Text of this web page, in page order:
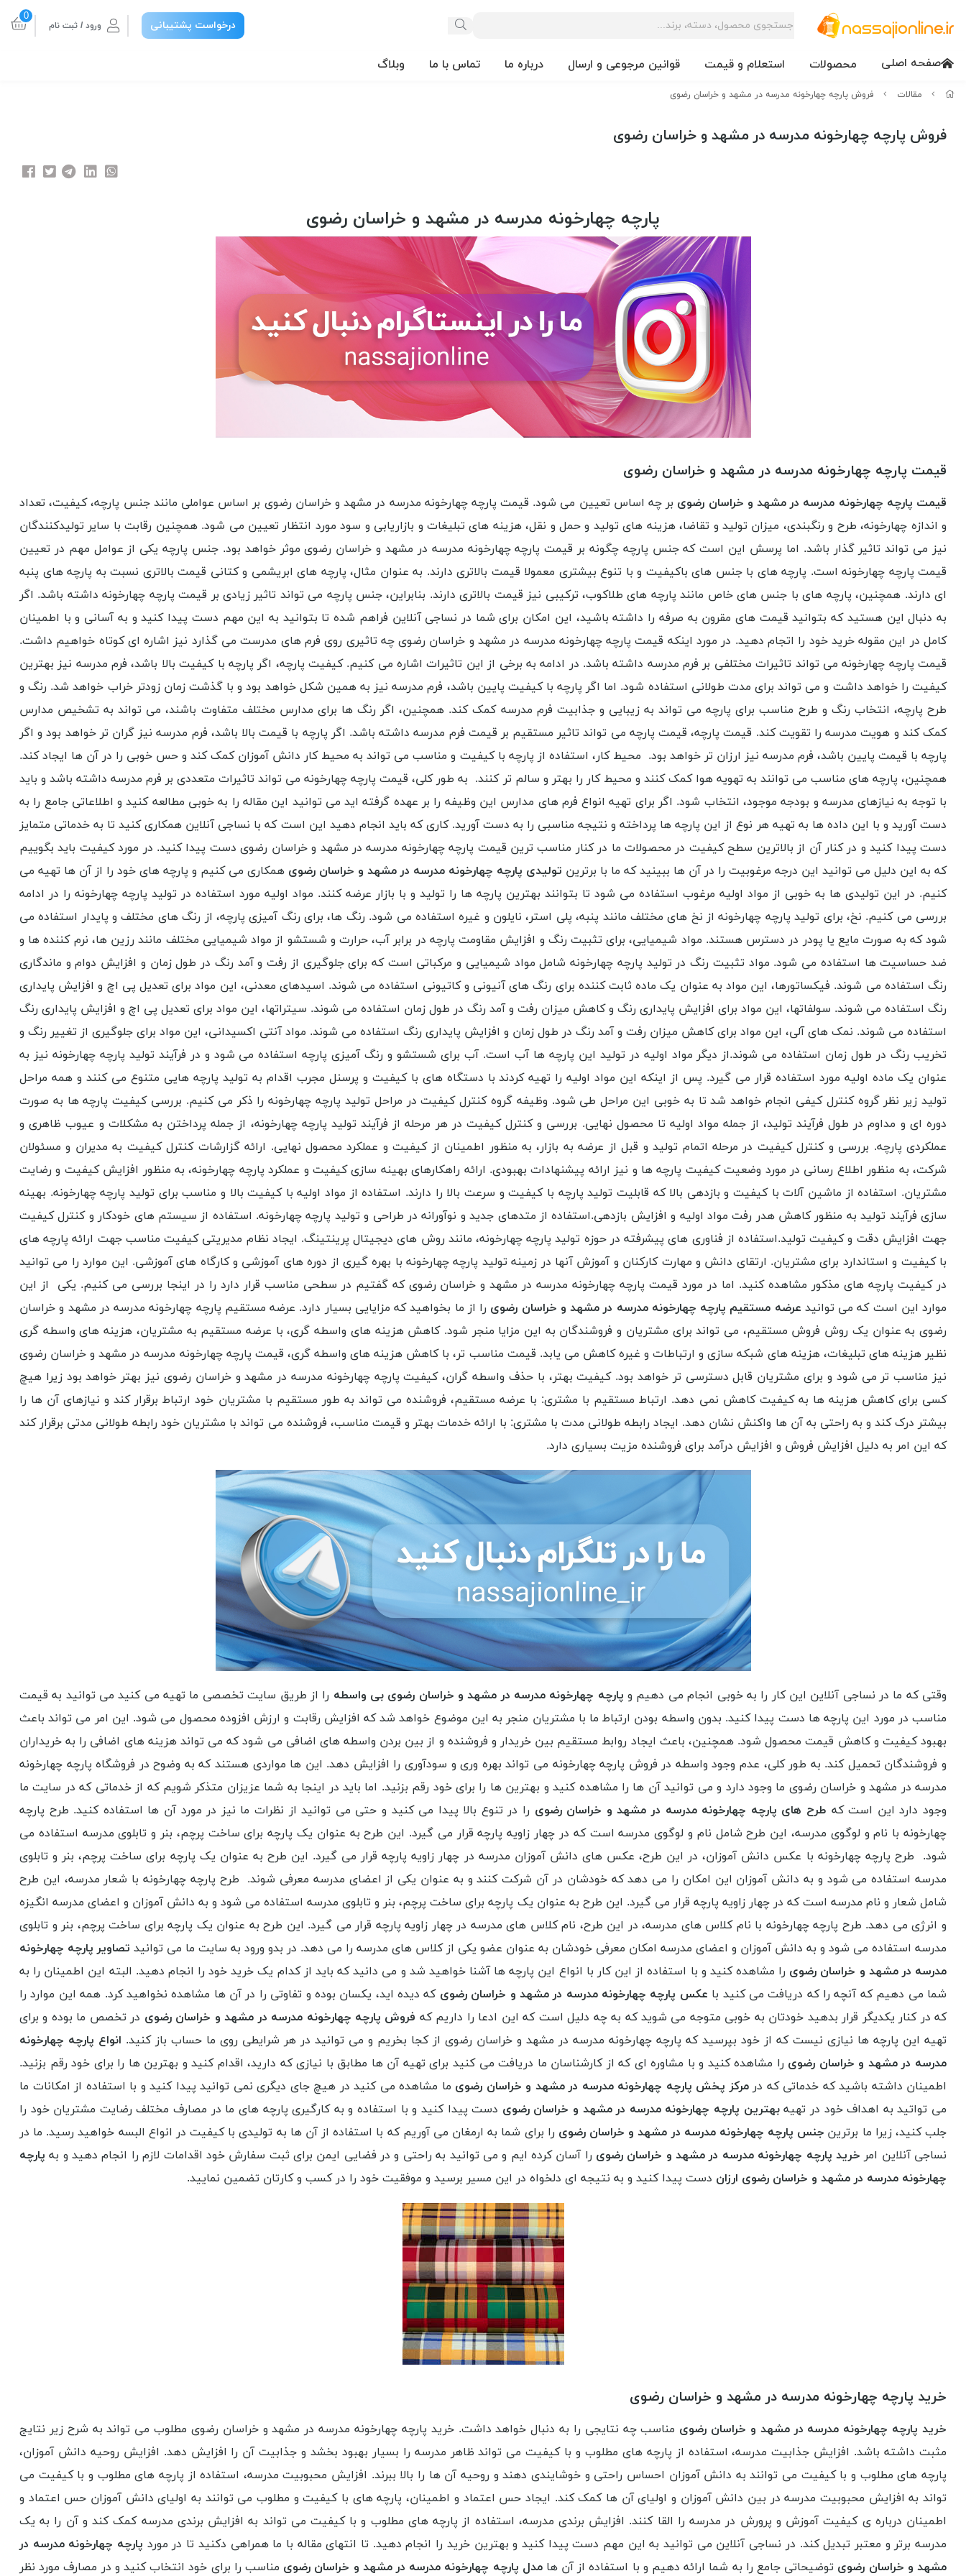
درخواست پشتیبانی ورود / ثبت نام
0
صفحه اصلی محصولات استعلام و قیمت قوانین مرجوعی و ارسال درباره ما تماس با ما وبلاگ
مقالات فروش پارچه چهارخونه مدرسه در مشهد و خراسان رضوی
فروش پارچه چهارخونه مدرسه در مشهد و خراسان رضوی
پارچه چهارخونه مدرسه در مشهد و خراسان رضوی
قیمت پارچه چهارخونه مدرسه در مشهد و خراسان رضوی
قیمت پارچه چهارخونه مدرسه در مشهد و خراسان رضوی بر چه اساس تعیین می شود. قیمت پارچه چهارخونه مدرسه در مشهد و خراسان رضوی بر اساس عواملی مانند جنس پارچه، کیفیت، تعداد
و اندازه چهارخونه، طرح و رنگبندی، میزان تولید و تقاضا، هزینه های تولید و حمل و نقل، هزینه های تبلیغات و بازاریابی و سود مورد انتظار تعیین می شود. همچنین رقابت با سایر تولیدکنندگان
نیز می تواند تاثیر گذار باشد. اما پرسش این است که جنس پارچه چگونه بر قیمت پارچه چهارخونه مدرسه در مشهد و خراسان رضوی موثر خواهد بود. جنس پارچه یکی از عوامل مهم در تعیین
قیمت پارچه چهارخونه است. پارچه های با جنس های باکیفیت و با تنوع بیشتری معمولا قیمت بالاتری دارند. به عنوان مثال، پارچه های ابریشمی و کتانی قیمت بالاتری نسبت به پارچه های پنبه
ای دارند. همچنین، پارچه های با جنس های خاص مانند پارچه های طلاکوب، ترکیبی نیز قیمت بالاتری دارند. بنابراین، جنس پارچه می تواند تاثیر زیادی بر قیمت پارچه چهارخونه داشته باشد. اگر
به دنبال این هستید که بتوانید قیمت های مقرون به صرفه را داشته باشید، این امکان برای شما در نساجی آنلاین فراهم شده تا بتوانید به این مهم دست پیدا کنید و به آسانی و با اطمینان
کامل در این مقوله خرید خود را اتجام دهید. در مورد اینکه قیمت پارچه چهارخونه مدرسه در مشهد و خراسان رضوی چه تاثیری روی فرم های مدرست می گذارد نیز اشاره ای کوتاه خواهیم داشت.
قیمت پارچه چهارخونه می تواند تاثیرات مختلفی بر فرم مدرسه داشته باشد. در ادامه به برخی از این تاثیرات اشاره می کنیم. کیفیت پارچه، اگر پارچه با کیفیت بالا باشد، فرم مدرسه نیز بهترین
کیفیت را خواهد داشت و می تواند برای مدت طولانی استفاده شود. اما اگر پارچه با کیفیت پایین باشد، فرم مدرسه نیز به همین شکل خواهد بود و با گذشت زمان زودتر خراب خواهد شد. رنگ و
طرح پارچه، انتخاب رنگ و طرح مناسب برای پارچه می تواند به زیبایی و جذابیت فرم مدرسه کمک کند. همچنین، اگر رنگ ها برای مدارس مختلف متفاوت باشند، می تواند به تشخیص مدارس
کمک کند و هویت مدرسه را تقویت کند. قیمت پارچه، قیمت پارچه می تواند تاثیر مستقیم بر قیمت فرم مدرسه داشته باشد. اگر پارچه با قیمت بالا باشد، فرم مدرسه نیز گران تر خواهد بود و اگر
پارچه با قیمت پایین باشد، فرم مدرسه نیز ارزان تر خواهد بود. محیط کار، استفاده از پارچه با کیفیت و مناسب می تواند به محیط کار دانش آموزان کمک کند و حس خوبی را در آن ها ایجاد کند.
همچنین، پارچه های مناسب می توانند به تهویه هوا کمک کنند و محیط کار را بهتر و سالم تر کنند. به طور کلی، قیمت پارچه چهارخونه می تواند تاثیرات متعددی بر فرم مدرسه داشته باشد و باید
با توجه به نیازهای مدرسه و بودجه موجود، انتخاب شود. اگر برای تهیه انواع فرم های مدارس این وظیفه را بر عهده گرفته اید می توانید این مقاله را به خوبی مطالعه کنید و اطلاعاتی جامع را به
دست آورید و با این داده ها به تهیه هر نوع از این پارچه ها پرداخته و نتیجه مناسبی را به دست آورید. کاری که باید انجام دهید این است که با نساجی آنلاین همکاری کنید تا به خدماتی متمایز
دست پیدا کنید و در کنار آن از بالاترین سطح کیفیت در محصولات ما در کنار مناسب ترین قیمت پارچه چهارخونه مدرسه در مشهد و خراسان رضوی دست پیدا کنید. در مورد کیفیت باید بگوییم
که به این دلیل می توانید این درجه مرغوبیت را در آن ها ببینید که ما با برترین تولیدی پارچه چهارخونه مدرسه در مشهد و خراسان رضوی همکاری می کنیم و پارچه های خود را از آن ها تهیه می
کنیم. در این تولیدی ها به خوبی از مواد اولیه مرغوب استفاده می شود تا بتوانند بهترین پارچه ها را تولید و با بازار عرضه کنند. مواد اولیه مورد استفاده در تولید پارچه چهارخونه را در ادامه
بررسی می کنیم. نخ، برای تولید پارچه چهارخونه از نخ های مختلف مانند پنبه، پلی استر، نایلون و غیره استفاده می شود. رنگ ها، برای رنگ آمیزی پارچه، از رنگ های مختلف و پایدار استفاده می
شود که به صورت مایع یا پودر در دسترس هستند. مواد شیمیایی، برای تثبیت رنگ و افزایش مقاومت پارچه در برابر آب، حرارت و شستشو از مواد شیمیایی مختلف مانند رزین ها، نرم کننده ها و
ضد حساسیت ها استفاده می شود. مواد تثبیت رنگ در تولید پارچه چهارخونه شامل مواد شیمیایی و مرکباتی است که برای جلوگیری از رفت و آمد رنگ در طول زمان و افزایش دوام و ماندگاری
رنگ استفاده می شوند. فیکساتورها، این مواد به عنوان یک ماده ثابت کننده برای رنگ های آنیونی و کاتیونی استفاده می شوند. اسیدهای معدنی، این مواد برای تعدیل پی اچ و افزایش پایداری
رنگ استفاده می شوند. سولفاتها، این مواد برای افزایش پایداری رنگ و کاهش میزان رفت و آمد رنگ در طول زمان استفاده می شوند. سیتراتها، این مواد برای تعدیل پی اچ و افزایش پایداری رنگ
استفاده می شوند. نمک های آلی، این مواد برای کاهش میزان رفت و آمد رنگ در طول زمان و افزایش پایداری رنگ استفاده می شوند. مواد آنتی اکسیدانی، این مواد برای جلوگیری از تغییر رنگ و
تخریب رنگ در طول زمان استفاده می شوند.از دیگر مواد اولیه در تولید این پارچه ها آب است. آب برای شستشو و رنگ آمیزی پارچه استفاده می شود و در فرآیند تولید پارچه چهارخونه نیز به
عنوان یک ماده اولیه مورد استفاده قرار می گیرد. پس از اینکه این مواد اولیه را تهیه کردند با دستگاه های با کیفیت و پرسنل مجرب اقدام به تولید پارچه هایی متنوع می کنند و همه مراحل
تولید زیر نظر گروه کنترل کیفی انجام خواهد شد تا به خوبی این مراحل طی شود. وظیفه گروه کنترل کیفیت در مراحل تولید پارچه چهارخونه را ذکر می کنیم. بررسی کیفیت پارچه ها به صورت
دوره ای و مداوم در طول فرآیند تولید، از جمله مواد اولیه تا محصول نهایی. بررسی و کنترل کیفیت در هر مرحله از فرآیند تولید پارچه چهارخونه، از جمله پرداختن به مشکلات و عیوب ظاهری و
عملکردی پارچه. بررسی و کنترل کیفیت در مرحله اتمام تولید و قبل از عرضه به بازار، به منظور اطمینان از کیفیت و عملکرد محصول نهایی. ارائه گزارشات کنترل کیفیت به مدیران و مسئولان
شرکت، به منظور اطلاع رسانی در مورد وضعیت کیفیت پارچه ها و نیز ارائه پیشنهادات بهبودی. ارائه راهکارهای بهینه سازی کیفیت و عملکرد پارچه چهارخونه، به منظور افزایش کیفیت و رضایت
مشتریان. استفاده از ماشین آلات با کیفیت و بازدهی بالا که قابلیت تولید پارچه با کیفیت و سرعت بالا را دارند. استفاده از مواد اولیه با کیفیت بالا و مناسب برای تولید پارچه چهارخونه. بهینه
سازی فرآیند تولید به منظور کاهش هدر رفت مواد اولیه و افزایش بازدهی.استفاده از متدهای جدید و نوآورانه در طراحی و تولید پارچه چهارخونه. استفاده از سیستم های خودکار و کنترل کیفیت
جهت افزایش دقت و کیفیت تولید.استفاده از فناوری های پیشرفته در حوزه تولید پارچه چهارخونه، مانند روش های دیجیتال پرینتینگ. ایجاد نظام مدیریتی کیفیت مناسب جهت ارائه پارچه های
با کیفیت و استاندارد برای مشتریان. ارتقای دانش و مهارت کارکنان و آموزش آنها در زمینه تولید پارچه چهارخونه با بهره گیری از دوره های آموزشی و کارگاه های آموزشی. این موارد را می توانید
در کیفیت پارچه های مذکور مشاهده کنید. اما در مورد قیمت پارچه چهارخونه مدرسه در مشهد و خراسان رضوی که گفتیم در سطحی مناسب قرار دارد را در اینجا بررسی می کنیم. یکی از این
موارد این است که می توانید عرضه مستقیم پارچه چهارخونه مدرسه در مشهد و خراسان رضوی را از ما بخواهید که مزایایی بسیار دارد. عرضه مستقیم پارچه چهارخونه مدرسه در مشهد و خراسان
رضوی به عنوان یک روش فروش مستقیم، می تواند برای مشتریان و فروشندگان به این مزایا منجر شود. کاهش هزینه های واسطه گری، با عرضه مستقیم به مشتریان، هزینه های واسطه گری
نظیر هزینه های تبلیغات، هزینه های شبکه سازی و ارتباطات و غیره کاهش می یابد. قیمت مناسب تر، با کاهش هزینه های واسطه گری، قیمت پارچه چهارخونه مدرسه در مشهد و خراسان رضوی
نیز مناسب تر می شود و برای مشتریان قابل دسترسی تر خواهد بود. کیفیت بهتر، با حذف واسطه گران، کیفیت پارچه چهارخونه مدرسه در مشهد و خراسان رضوی نیز بهتر خواهد بود زیرا هیچ
کسی برای کاهش هزینه ها به کیفیت کاهش نمی دهد. ارتباط مستقیم با مشتری: با عرضه مستقیم، فروشنده می تواند به طور مستقیم با مشتریان خود ارتباط برقرار کند و نیازهای آن ها را
بیشتر درک کند و به راحتی به آن ها واکنش نشان دهد. ایجاد رابطه طولانی مدت با مشتری: با ارائه خدمات بهتر و قیمت مناسب، فروشنده می تواند با مشتریان خود رابطه طولانی مدتی برقرار کند
که این امر به دلیل افزایش فروش و افزایش درآمد برای فروشنده مزیت بسیاری دارد.
وقتی که ما در نساجی آنلاین این کار را به خوبی انجام می دهیم و پارچه چهارخونه مدرسه در مشهد و خراسان رضوی بی واسطه را از طریق سایت تخصصی ما تهیه می کنید می توانید به قیمت
مناسب در مورد این پارچه ها دست پیدا کنید. بدون واسطه بودن ارتباط ما با مشتریان منجر به این موضوع خواهد شد که افزایش رقابت و ارزش افزوده محصول می شود. این امر می تواند باعث
بهبود کیفیت و کاهش قیمت محصول شود. همچنین، باعث ایجاد روابط مستقیم بین خریدار و فروشنده و از بین بردن واسطه های اضافی می شود که می تواند هزینه های اضافی را به خریداران
و فروشندگان تحمیل کند. به طور کلی، عدم وجود واسطه در فروش پارچه چهارخونه می تواند بهره وری و سودآوری را افزایش دهد. این ها مواردی هستند که به وضوح در فروشگاه پارچه چهارخونه
مدرسه در مشهد و خراسان رضوی ما وجود دارد و می توانید آن ها را مشاهده کنید و بهترین ها را برای خود رقم بزنید. اما باید در اینجا به شما عزیزان متذکر شویم که از خدماتی که در سایت ما
وجود دارد این است که طرح های پارچه چهارخونه مدرسه در مشهد و خراسان رضوی را در تنوع بالا پیدا می کنید و حتی می توانید از نظرات ما نیز در مورد آن ها استفاده کنید. طرح پارچه
چهارخونه با نام و لوگوی مدرسه، این طرح شامل نام و لوگوی مدرسه است که در چهار زاویه پارچه قرار می گیرد. این طرح به عنوان یک پارچه برای ساخت پرچم، بنر و تابلوی مدرسه استفاده می
شود. طرح پارچه چهارخونه با عکس دانش آموزان، در این طرح، عکس های دانش آموزان مدرسه در چهار زاویه پارچه قرار می گیرد. این طرح به عنوان یک پارچه برای ساخت پرچم، بنر و تابلوی
مدرسه استفاده می شود و به دانش آموزان این امکان را می دهد که خودشان در آن شرکت کنند و به عنوان یکی از اعضای مدرسه معرفی شوند. طرح پارچه چهارخونه با شعار مدرسه، این طرح
شامل شعار و نام مدرسه است که در چهار زاویه پارچه قرار می گیرد. این طرح به عنوان یک پارچه برای ساخت پرچم، بنر و تابلوی مدرسه استفاده می شود و به دانش آموزان و اعضای مدرسه انگیزه
و انرژی می دهد. طرح پارچه چهارخونه با نام کلاس های مدرسه، در این طرح، نام کلاس های مدرسه در چهار زاویه پارچه قرار می گیرد. این طرح به عنوان یک پارچه برای ساخت پرچم، بنر و تابلوی
مدرسه استفاده می شود و به دانش آموزان و اعضای مدرسه امکان معرفی خودشان به عنوان عضو یکی از کلاس های مدرسه را می دهد. در بدو ورود به سایت ما می توانید تصاویر پارچه چهارخونه
مدرسه در مشهد و خراسان رضوی را مشاهده کنید و با استفاده از این کار با انواع این پارچه ها آشنا خواهید شد و می دانید که باید از کدام یک خرید خود را انجام دهید. البته این اطمینان را به
شما می دهیم که آنچه را که دریافت می کنید با عکس پارچه چهارخونه مدرسه در مشهد و خراسان رضوی که دیده اید، یکسان بوده و تفاوتی را در آن ها مشاهده نخواهید کرد. همه این موارد را
که در کنار یکدیگر قرار بدهید خودتان به خوبی متوجه می شوید که به چه دلیل است که این ادعا را داریم که فروش پارچه چهارخونه مدرسه در مشهد و خراسان رضوی در تخصص ما بوده و برای
تهیه این پارچه ها نیازی نیست که از خود بپرسید که پارچه چهارخونه مدرسه در مشهد و خراسان رضوی از کجا بخریم و می توانید در هر شرایطی روی ما حساب باز کنید. انواع پارچه چهارخونه
مدرسه در مشهد و خراسان رضوی را مشاهده کنید و با مشاوره ای که از کارشناسان ما دریافت می کنید برای تهیه آن ها مطابق با نیازی که دارید، اقدام کنید و بهترین ها را برای خود رقم بزنید.
اطمینان داشته باشید که خدماتی که درمرکز پخش پارچه چهارخونه مدرسه در مشهد و خراسان رضوی ما مشاهده می کنید در هیچ جای دیگری نمی توانید پیدا کنید و با استفاده از امکانات ما
می تواتید به اهداف خود در تهیهبهترین پارچه چهارخونه مدرسه در مشهد و خراسان رضوی دست پیدا کنید و با استفاده و به کارگیری پارچه های ما در مصارف مختلف رضایت مشتریان خود را
جلب کنید، زیرا ما برترین جنس پارچه چهارخونه مدرسه در مشهد و خراسان رضوی را برای شما به ارمغان می آوریم که با استفاده از آن ها به تولیدی با کیفیت در انواع البسه خواهید رسید. ما در
نساجی آنلاین امر خرید پارچه چهارخونه مدرسه در مشهد و خراسان رضوی را آسان کرده ایم و می توانید به راحتی و در فضایی ایمن برای ثبت سفارش خود اقدامات لازم را انجام دهید و به پارچه
چهارخونه مدرسه در مشهد و خراسان رضوی ارزان دست پیدا کنید و به نتیجه ای دلخواه در این مسیر برسید و موفقیت خود را در کسب و کارتان تضمین نمایید.
خرید پارچه چهارخونه مدرسه در مشهد و خراسان رضوی
خرید پارچه چهارخونه مدرسه در مشهد و خراسان رضوی مناسب چه نتایجی را به دنبال خواهد داشت. خرید پارچه چهارخونه مدرسه در مشهد و خراسان رضوی مطلوب می تواند به شرح زیر نتایج
مثبت داشته باشد. افزایش جذابیت مدرسه، استفاده از پارچه های مطلوب و با کیفیت می تواند ظاهر مدرسه را بسیار بهبود بخشد و جذابیت آن را افزایش دهد. افزایش روحیه دانش آموزان،
پارچه های مطلوب و با کیفیت می توانند به دانش آموزان احساس راحتی و خوشایندی دهند و روحیه آن ها را بالا ببرند. افزایش محبوبیت مدرسه، استفاده از پارچه های مطلوب و با کیفیت می
تواند به افزایش محبوبیت مدرسه در بین دانش آموزان و اولیای آن ها کمک کند. ایجاد حس اعتماد و اطمینان، پارچه های با کیفیت و مطلوب می توانند به اولیای دانش آموزان حس اعتماد و
اطمینان درباره ی کیفیت آموزش و پرورش در مدرسه را القا کنند. افزایش برندی مدرسه، استفاده از پارچه های مطلوب و با کیفیت می تواند به افزایش برندی مدرسه کمک کند و آن را به یک
مدرسه برتر و معتبر تبدیل کند. در نساجی آنلاین می توانید به این مهم دست پیدا کنید و بهترین خرید را انجام دهید. تا انتهای مقاله با ما همراهی دکنید تا در مورد پارچه چهارخونه مدرسه در
مشهد و خراسان رضوی توضیحاتی جامع را به شما ارائه دهیم و با استفاده از آن هامدل پارچه چهارخونه مدرسه در مشهد و خراسان رضوی مناسب را برای خود انتخاب کنید و در مصارف مورد نظر